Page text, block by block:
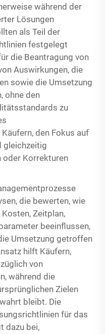
während der
Lösungen
als Teil der
festgelegt
die Beantragung von
Auswirkungen, die
sowie die Umsetzung
ohne den
zu
den Fokus auf
gleichzeitig
oder Korrekturen
die bewerten, wie
Zeitplan,
beeinflussen,
Umsetzung getroffen
hilft Käufern,
von
während die
Zielen
bleibt. Die
für das
dazu bei,